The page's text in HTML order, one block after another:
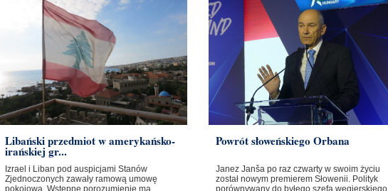
Libański przedmiot w amerykańsko-
irańskiej gr...
Izrael i Liban pod auspicjami Stanów
Zjednoczonych zawały ramową umowę
pokojową. Wstępne porozumienie ma
Powrót słoweńskiego Orbana
Janez Janša po raz czwarty w swoim życiu
został nowym premierem Słowenii. Polityk
porównywany do byłego szefa węgierskiego